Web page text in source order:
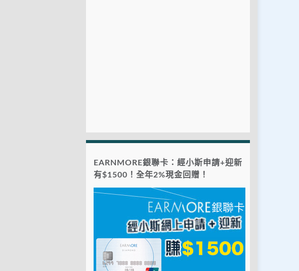
EARNMORE銀聯卡：經小斯申請+迎新
有$1500！全年2%現金回贈！